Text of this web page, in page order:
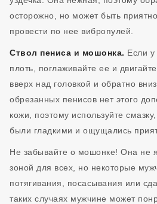
осторожно, но может быть
провести по нее вибропулей.
Ствол пениса и мошонка. Если у
плоть, поглаживайте ее и
вверх над головкой и обратно
обрезанных пенисов нет этого
кожи, поэтому используйте
были гладкими и ощущались
Не забывайте о мошонке! Она не
зоной для всех, но некоторые
потягивания, посасывания или
таких случаях мужчине может